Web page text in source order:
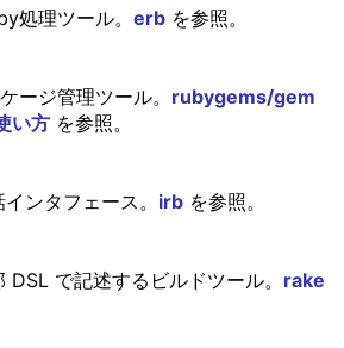
処理ツール。 erbを参照。
ージ管理ツール。 rubygems/gem
い方を参照。
ンタフェース。 irbを参照。
DSL で記述するビルドツール。 rake